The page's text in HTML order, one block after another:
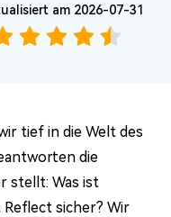
am 2026-07-31
tief in die Welt des
die
stellt: Was ist
sicher? Wir